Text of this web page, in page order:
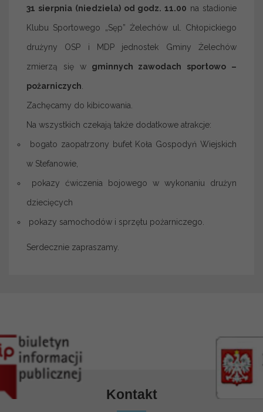
31 sierpnia (niedziela) od godz. 11.00 na stadionie
Klubu Sportowego „Sęp” Żelechów ul. Chłopickiego
drużyny OSP i MDP jednostek Gminy Żelechów
zmierzą się wgminnych zawodach sportowo –
pożarniczych
Zachęcamy do kibicowania.
Na wszystkich czekają także dodatkowe atrakcje:
bogato zaopatrzony bufet Koła Gospodyń Wiejskich
w Stefanowie,
pokazy ćwiczenia bojowego w wykonaniu drużyn
dziecięcych
pokazy samochodów i sprzętu pożarniczego.
Serdecznie zapraszamy.
Kontakt